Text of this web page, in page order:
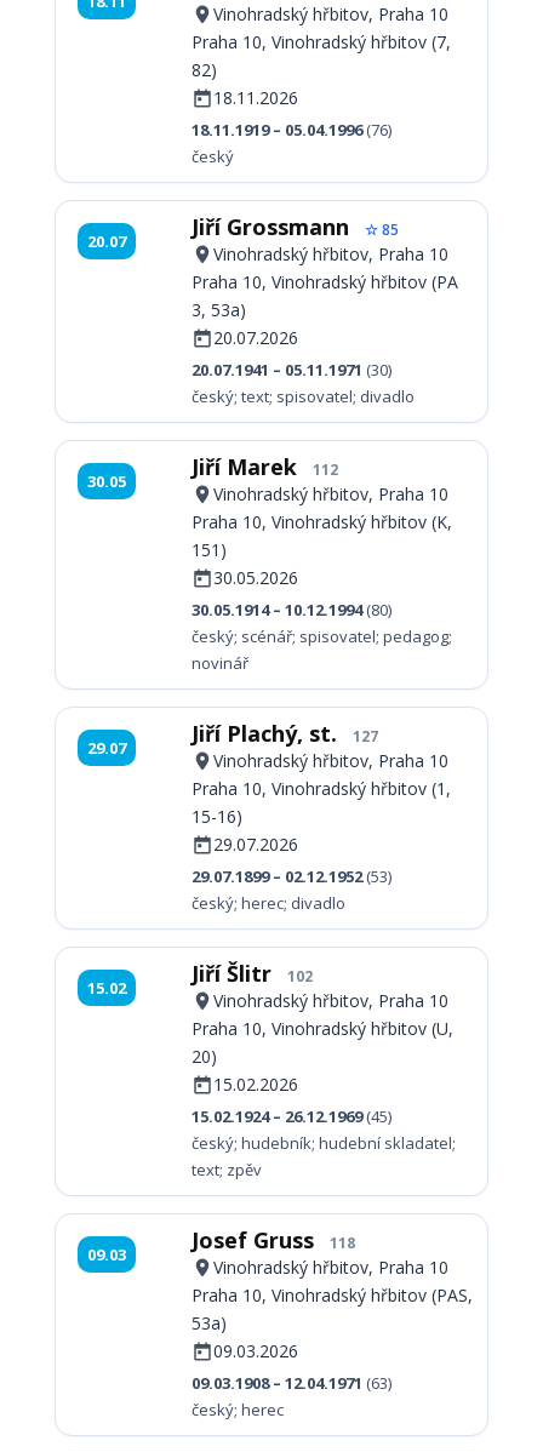
Vinohradský hřbitov, Praha 10
Praha 10, Vinohradský hřbitov (7,
82)
18.11.2026
18.11.1919 – 05.04.1996(76)
český
20.07 Jiří Grossmann ☆ 85
Vinohradský hřbitov, Praha 10
Praha 10, Vinohradský hřbitov (PA
3, 53a)
20.07.2026
20.07.1941 – 05.11.1971 (30)
český; text; spisovatel; divadlo
30.05 Jiří Marek 112
Vinohradský hřbitov, Praha 10
Praha 10, Vinohradský hřbitov (K,
151)
30.05.2026
30.05.1914 – 10.12.1994(80)
český; scénář; spisovatel; pedagog;
novinář
29.07 Jiří Plachý, st. 127
Vinohradský hřbitov, Praha 10
Praha 10, Vinohradský hřbitov (1,
15-16)
29.07.2026
29.07.1899 – 02.12.1952(53)
český; herec; divadlo
15.02 Jiří Šlitr 102
Vinohradský hřbitov, Praha 10
Praha 10, Vinohradský hřbitov (U,
20)
15.02.2026
15.02.1924 – 26.12.1969(45)
český; hudebník; hudební skladatel;
text; zpěv
09.03 Josef Gruss 118
Vinohradský hřbitov, Praha 10
Praha 10, Vinohradský hřbitov (PAS,
53a)
09.03.2026
09.03.1908 – 12.04.1971 (63)
český; herec